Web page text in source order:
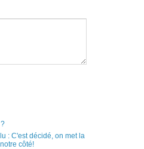
: C'est décidé, on met la
côté!